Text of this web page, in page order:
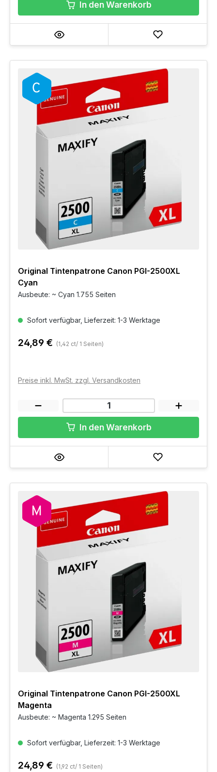
In den Warenkorb
Original Tintenpatrone Canon PGI-2500XL
Cyan
Ausbeute: ~ Cyan 1.755 Seiten
Sofort verfügbar, Lieferzeit: 1-3 Werktage
24,89 € (1,42 ct/ 1 Seiten)
Preise inkl. MwSt. zzgl. Versandkosten
In den Warenkorb
Original Tintenpatrone Canon PGI-2500XL
Magenta
Ausbeute: ~ Magenta 1.295 Seiten
Sofort verfügbar, Lieferzeit: 1-3 Werktage
24,89 € (1,92 ct/ 1 Seiten)